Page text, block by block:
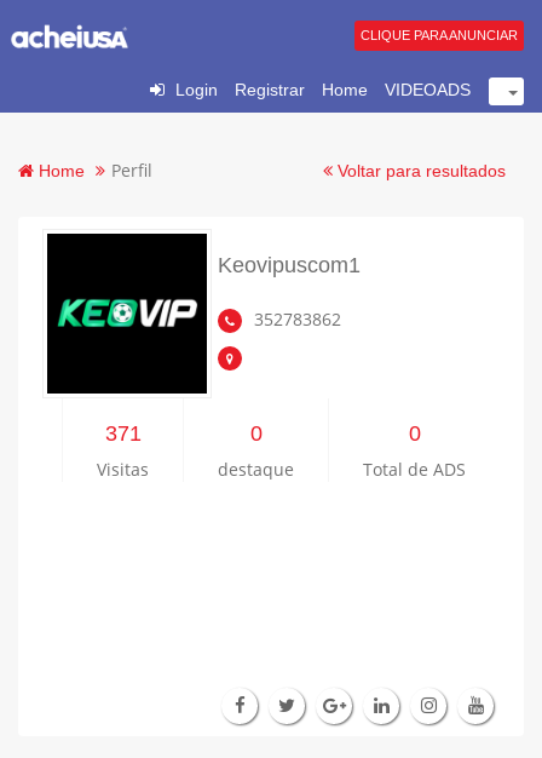
Login Registrar Home VIDEOADS
CLIQUE PARA ANUNCIAR
Home Perfil Voltar para resultados
Keovipuscom1
352783862
371
Visitas
0
destaque
0
Total de ADS